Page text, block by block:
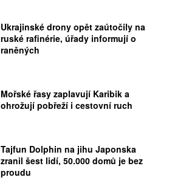
Ukrajinské drony opět zaútočily na
ruské rafinérie, úřady informují o
raněných
Mořské řasy zaplavují Karibik a
ohrožují pobřeží i cestovní ruch
Tajfun Dolphin na jihu Japonska
zranil šest lidí, 50.000 domů je bez
proudu